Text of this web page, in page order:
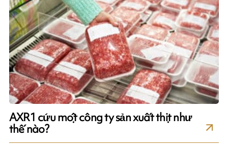
AXR1 cứu một công ty sản xuất thịt như
thế nào?